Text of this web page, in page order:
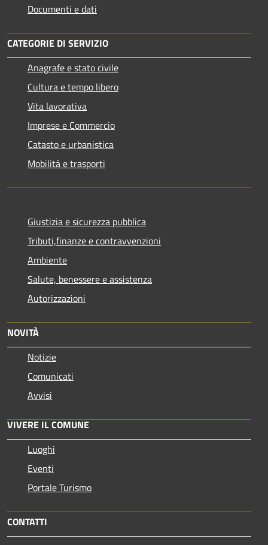
Documenti e dati
CATEGORIE DI SERVIZIO
Anagrafe e stato civile
Cultura e tempo libero
Vita lavorativa
Imprese e Commercio
Catasto e urbanistica
Mobilità e trasporti
Giustizia e sicurezza pubblica
Tributi,finanze e contravvenzioni
Ambiente
Salute, benessere e assistenza
Autorizzazioni
NOVITÀ
Notizie
Comunicati
Avvisi
VIVERE IL COMUNE
Luoghi
Eventi
Portale Turismo
CONTATTI